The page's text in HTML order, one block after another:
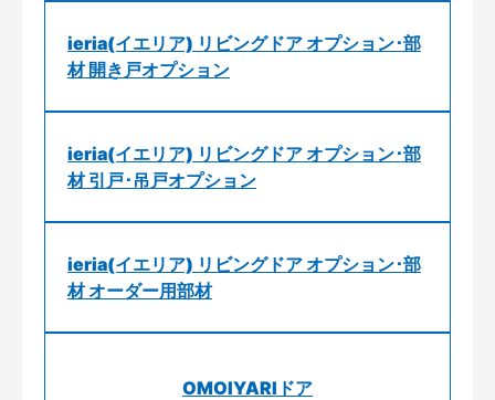
ieria(イエリア) リビングドア オプション･部
材 開き戸オプション
ieria(イエリア) リビングドア オプション･部
材 引戸･吊戸オプション
ieria(イエリア) リビングドア オプション･部
材 オーダー用部材
OMOIYARIドア